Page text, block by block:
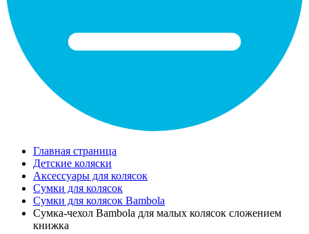
Главная страница
Детские коляски
Аксессуары для колясок
Сумки для колясок
Сумки для колясок Bambola
Сумка-чехол Bambola для малых колясок сложением
книжка